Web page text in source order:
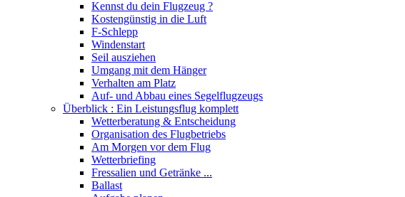
Kennst du dein Flugzeug ?
Kostengünstig in die Luft
F-Schlepp
Windenstart
Seil ausziehen
Umgang mit dem Hänger
Verhalten am Platz
Auf- und Abbau eines Segelflugzeugs
Überblick : Ein Leistungsflug komplett
Wetterberatung & Entscheidung
Organisation des Flugbetriebs
Am Morgen vor dem Flug
Wetterbriefing
Fressalien und Getränke ...
Ballast